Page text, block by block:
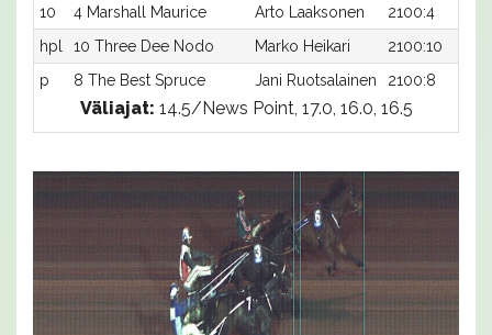
10
4 Marshall Maurice Arto Laaksonen 2100:4
hpl
10 Three Dee Nodo Marko Heikari 2100:10
p
8 The Best Spruce Jani Ruotsalainen 2100:8
Väliajat: 14.5/News Point, 17.0, 16.0, 16.5